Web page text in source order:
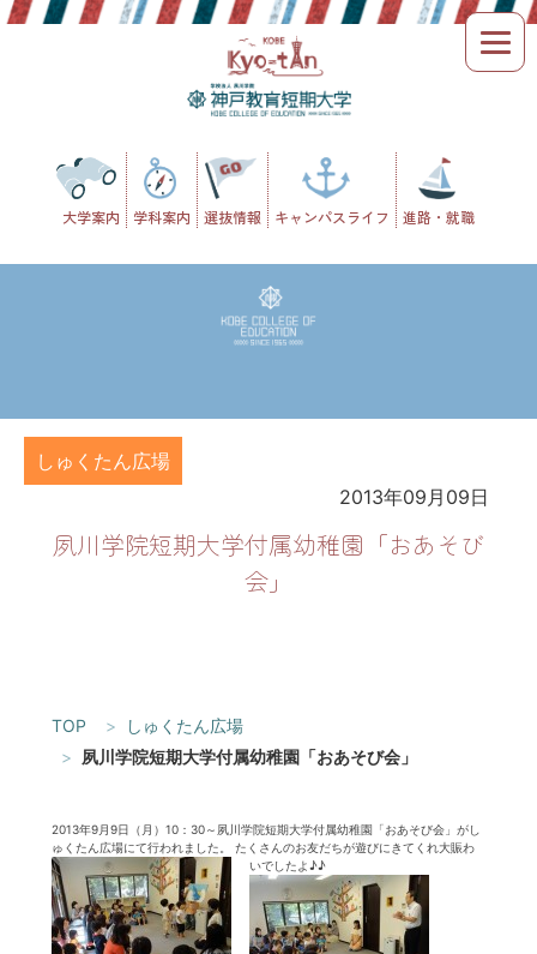
Skip
to
大学案内 学科案内 選抜情報 キャンパスライフ 進路・就職
しゅくたん広場
2013年09月09日
夙川学院短期大学付属幼稚園「おあそび
会」
TOP
しゅくたん広場
夙川学院短期大学付属幼稚園「おあそび会」
2013年9月9日（月）10：30～夙川学院短期大学付属幼稚園「おあそび会」がし
ゅくたん広場にて行われました。 たくさんのお友だちが遊びにきてくれ大賑わ
いでしたよ♪♪